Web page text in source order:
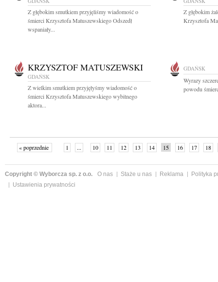
Z głębokim smutkiem przyjęliśmy wiadomość o
śmierci Krzysztofa Matuszewskiego Odszedł
wspaniały...
Z głębokim
Krzysztofa
KRZYSZTOF MATUSZEWSKI
GDAŃSK
Z wielkim smutkiem przyjęłyśmy wiadomość o
śmierci Krzysztofa Matuszewskiego wybitnego
aktora...
GDAŃSK
Wyrazy
powodu
« poprzednie 1 ... 10 11 12 13 14 15 16 17
18
Copyright © Wyborcza sp. z o.o. O nas Staże u nas Reklama
Polityka
Ustawienia prywatności